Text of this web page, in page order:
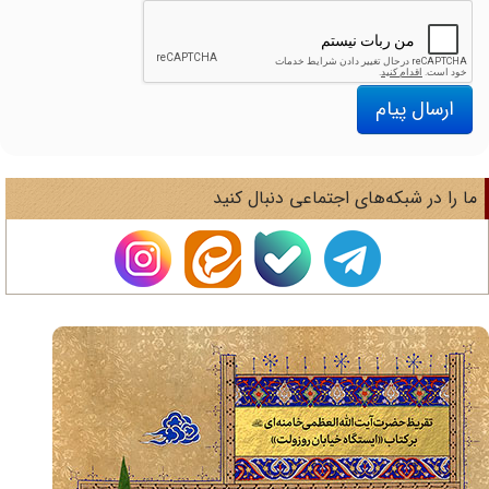
ارسال پیام
را در شبکه‌های اجتماعی دنبال کنید